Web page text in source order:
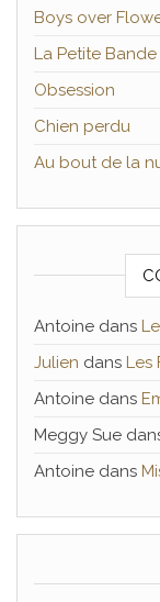
Boys over
La Petite Bande
Obsession
Chien perdu
Au bout de la
Antoine dans
Julien dans Les
Antoine dans
Meggy Sue
Antoine dans